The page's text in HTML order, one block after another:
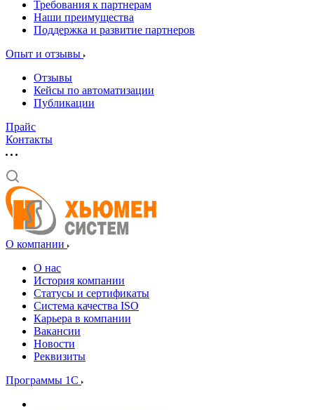
Требования к партнерам
Наши преимущества
Поддержка и развитие партнеров
Опыт и отзывы
Отзывы
Кейсы по автоматизации
Публикации
Прайс
Контакты
О компании
О нас
История компании
Статусы и сертификаты
Система качества ISO
Карьера в компании
Вакансии
Новости
Реквизиты
Программы 1С